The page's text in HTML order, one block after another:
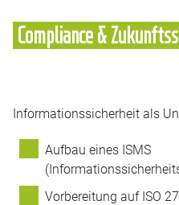
Compliance &
Informationssicherheit als
Aufbau eines ISMS
Vorbereitung auf ISO